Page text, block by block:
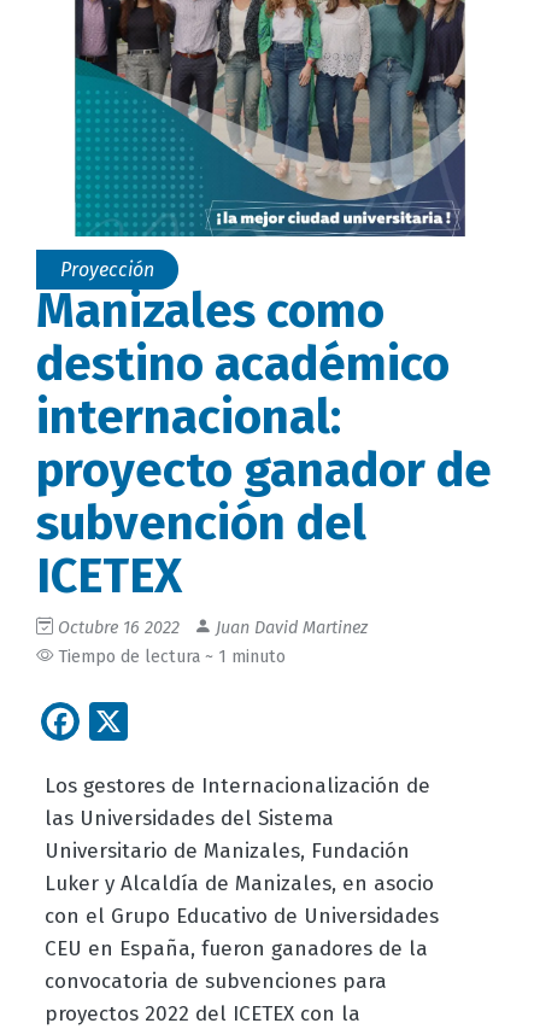
Proyección
Manizales como
destino académico
internacional:
proyecto ganador de
subvención del
ICETEX
Octubre 16 2022
Juan David Martinez
Tiempo de lectura ~ 1 minuto
Facebook
Los gestores de Internacionalización de
las Universidades del Sistema
Universitario de Manizales, Fundación
Luker y Alcaldía de Manizales, en asocio
con el Grupo Educativo de Universidades
CEU en España, fueron ganadores de la
convocatoria de subvenciones para
proyectos 2022 del ICETEX con la